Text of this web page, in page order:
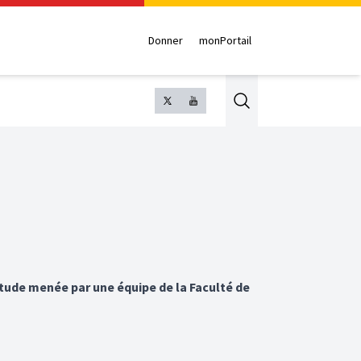
Donner monPortail
Search
menée par une équipe de la Faculté de